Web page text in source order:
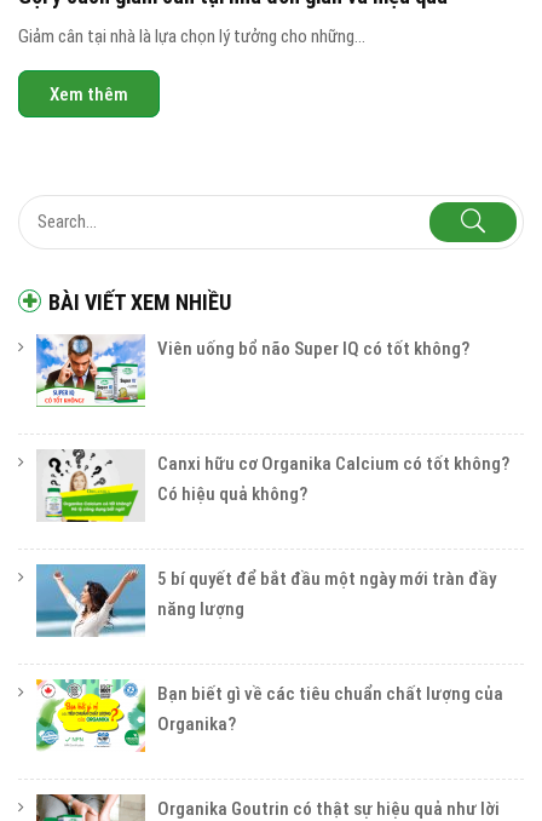
BÀI VIẾT XEM NHIỀU
Viên uống bổ não Super IQ có tốt không?
Canxi hữu cơ Organika Calcium có tốt không?
Có hiệu quả không?
5 bí quyết để bắt đầu một ngày mới tràn đầy
năng lượng
Bạn biết gì về các tiêu chuẩn chất lượng của
Organika?
Organika Goutrin có thật sự hiệu quả như lời
Giảm cân tại nhà là lựa chọn lý tưởng cho những...
Xem thêm